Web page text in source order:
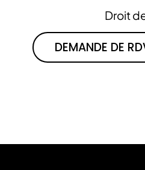
Droit
DEMANDE DE